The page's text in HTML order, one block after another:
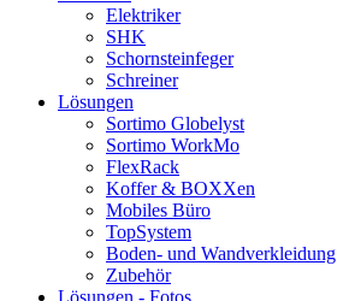
Elektriker
SHK
Schornsteinfeger
Schreiner
Lösungen
Sortimo Globelyst
Sortimo WorkMo
FlexRack
Koffer & BOXXen
Mobiles Büro
TopSystem
Boden- und Wandverkleidung
Zubehör
Lösungen - Fotos